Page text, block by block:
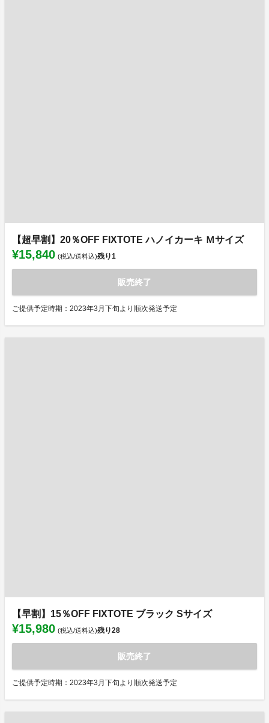
【超早割】20％OFF FIXTOTE ハノイカーキ Ｍサイズ
¥15,840 (税込/送料込)残り1
販売終了
ご提供予定時期：2023年3月下旬より順次発送予定
【早割】15％OFF FIXTOTE ブラック Sサイズ
¥15,980 (税込/送料込)残り28
販売終了
ご提供予定時期：2023年3月下旬より順次発送予定